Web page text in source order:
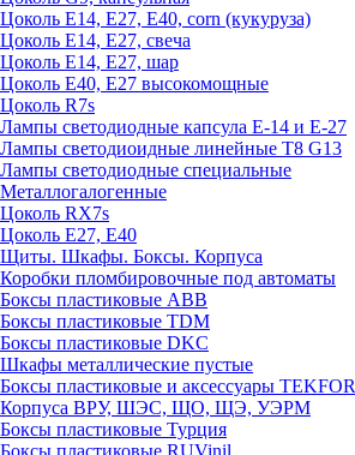
Цоколь Е14, Е27, Е40, corn (кукуруза)
Цоколь Е14, Е27, свеча
Цоколь Е14, Е27, шар
Цоколь Е40, Е27 высокомощные
Цоколь R7s
Лампы светодиодные капсула Е-14 и Е-27
Лампы светодиоидные линейные T8 G13
Лампы светодиодные специальные
Металлогалогенные
Цоколь RX7s
Цоколь Е27, E40
Щиты. Шкафы. Боксы. Корпуса
Коробки пломбировочные под автоматы
Боксы пластиковые ABB
Боксы пластиковые TDM
Боксы пластиковые DKC
Шкафы металлические пустые
Боксы пластиковые и аксессуары TEKFOR
Корпуса ВРУ, ШЭС, ЩО, ЩЭ, УЭРМ
Боксы пластиковые Турция
Боксы пластиковые RUVinil